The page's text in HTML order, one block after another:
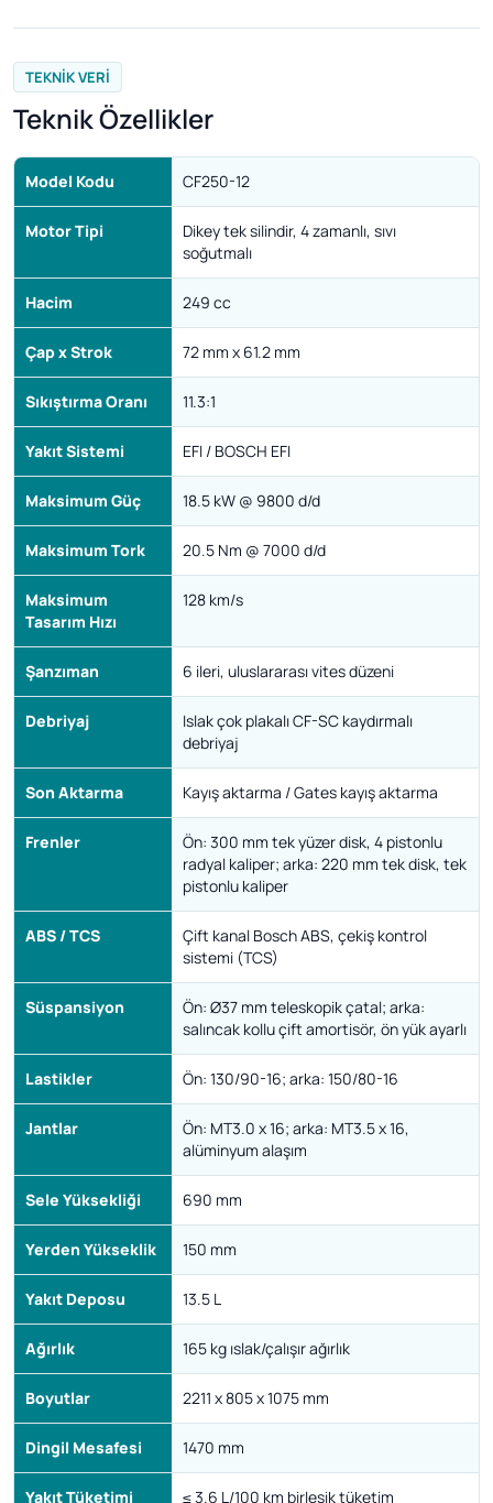
TEKNIK VERI
Teknik Özellikler
Model Kodu CF250-12
Motor Tipi
Dikey tek silindir, 4 zamanlı, sıvı
soğutmalı
Hacim 249 cc
Çap x Strok 72 mm x 61.2 mm
Sıkıştırma Oranı 11.3:1
Yakıt Sistemi EFI / BOSCH EFI
Maksimum Güç 18.5 kW @ 9800 d/d
Maksimum Tork 20.5 Nm @ 7000 d/d
Maksimum
Tasarım Hızı
128 km/s
Şanzıman 6 ileri, uluslararası vites düzeni
Debriyaj
Islak çok plakalı CF-SC kaydırmalı
debriyaj
Son Aktarma Kayış aktarma / Gates kayış aktarma
Frenler
Ön: 300 mm tek yüzer disk, 4 pistonlu
radyal kaliper; arka: 220 mm tek disk, tek
pistonlu kaliper
ABS / TCS
Çift kanal Bosch ABS, çekiş kontrol
sistemi (TCS)
Süspansiyon
Ön: Ø37 mm teleskopik çatal; arka:
salıncak kollu çift amortisör, ön yük ayarlı
Lastikler Ön: 130/90-16; arka: 150/80-16
Jantlar
Ön: MT3.0 x 16; arka: MT3.5 x 16,
alüminyum alaşım
Sele Yüksekliği 690 mm
Yerden Yükseklik 150 mm
Yakıt Deposu 13.5 L
Ağırlık 165 kg ıslak/çalışır ağırlık
Boyutlar 2211 x 805 x 1075 mm
Dingil Mesafesi 1470 mm
Yakıt Tüketimi ≤ 3.6 L/100 km birleşik tüketim